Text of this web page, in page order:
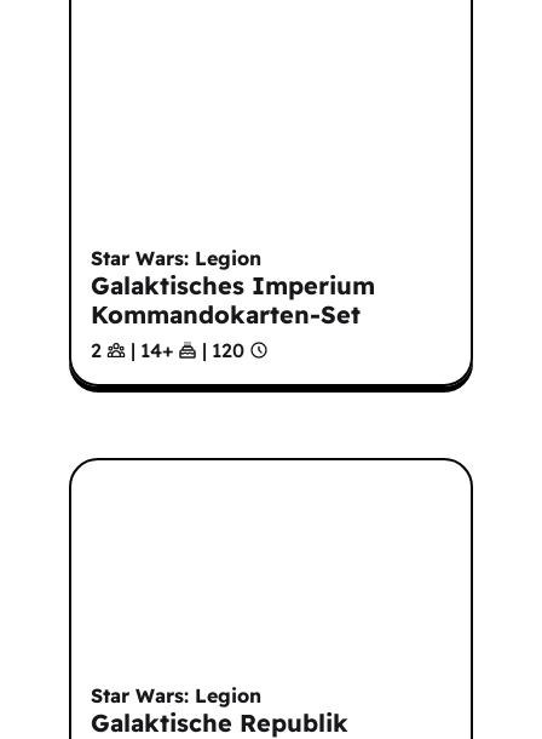
Star Wars: Legion
Galaktisches Imperium
Kommandokarten-Set
2 | 14+ | 120
Star Wars: Legion
Galaktische Republik